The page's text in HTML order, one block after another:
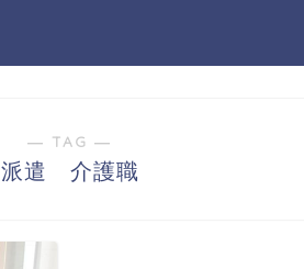
― TAG ―
派遣 介護職